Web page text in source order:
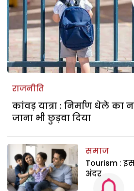
राजनीति
कांवड़ यात्रा : निर्माण धेले का
जाना भी छुड़वा दिया
समाज
Tourism :
अंदर